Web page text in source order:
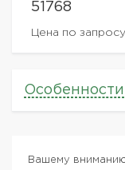
51768
Цена по запросу
Особенности
Вашему